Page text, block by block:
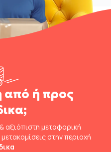
από ή προς
αξιόπιστη μεταφορική
στην περιοχή